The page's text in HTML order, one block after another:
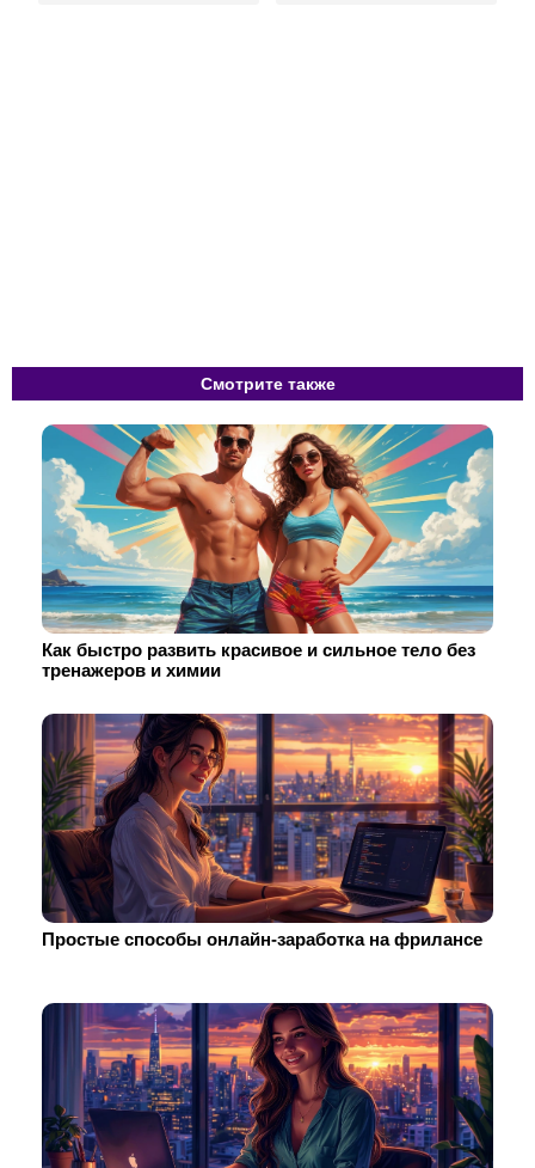
Смотрите также
Как быстро развить красивое и сильное тело без
тренажеров и химии
Простые способы онлайн-заработка на фрилансе